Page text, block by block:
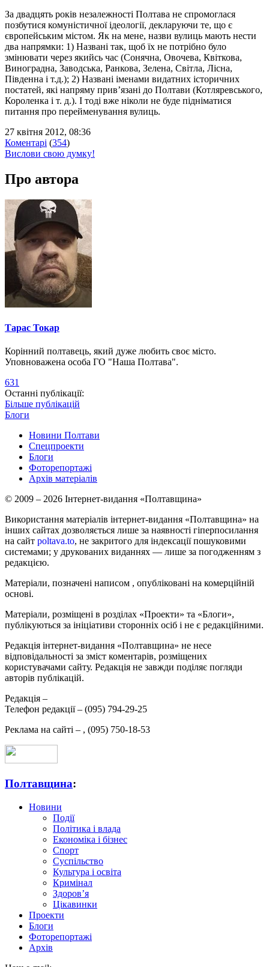
За двадцять років незалежності Полтава не спромоглася
позбутися комуністичної ідеології, декларуючи те, що є
європейським містом. Як на мене, назви вулиць мають нести
два напрямки: 1) Названі так, щоб їх не потрібно було
змінювати через якийсь час (Сонячна, Овочева, Квіткова,
Виноградна, Заводська, Ранкова, Зелена, Світла, Лісна,
Південна і т.д.); 2) Названі іменами видатних історичних
постатей, які напряму прив’язані до Полтави (Котляревського,
Короленка і т. д.). І тоді вже ніколи не буде підніматися
питання про перейменування вулиць.
27 квітня 2012, 08:36
Коментарі (354)
Вислови свою думку!
Про автора
Тарас Токар
Корінний полтавець, який дуже любить своє місто.
Уповноважена особа ГО "Наша Полтава".
631
Останні публікації:
Більше публікацій
Блоги
Новини Полтави
Спецпроекти
Блоги
Фоторепортажі
Архів матеріалів
© 2009 – 2026 Інтернет-видання «Полтавщина»
Використання матеріалів інтернет-видання «Полтавщина» на
інших сайтах дозволяється лише за наявності гіперпосилання
на сайт poltava.to, не закритого для індексації пошуковими
системами; у друкованих виданнях — лише за погодженням з
редакцією.
Матеріали, позначені написом , опубліковані на комерційній
основі.
Матеріали, розміщені в розділах «Проекти» та «Блоги»,
публікуються за ініціативи сторонніх осіб і не є редакційними.
Редакція інтернет-видання «Полтавщина» не несе
відповідальності за зміст коментарів, розміщених
користувачами сайту. Редакція не завжди поділяє погляди
авторів публікацій.
Редакція –
Телефон редакції – (095) 794-29-25
Реклама на сайті – , (095) 750-18-53
Полтавщина:
Новини
Події
Політика і влада
Економіка і бізнес
Спорт
Суспільство
Культура і освіта
Кримінал
Здоров’я
Цікавинки
Проекти
Блоги
Фоторепортажі
Архів